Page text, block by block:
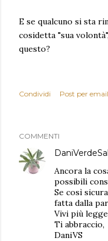
E se qualcuno si sta
cosidetta "sua
questo?
Condividi Post per email
COMMENTI
Ancora la
possibili
Se così
fatta dalla
Vivi più
Ti abbraccio,
DaniVS